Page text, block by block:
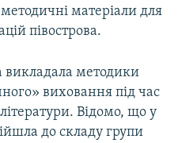
матеріали для
півострова.
викладала методики
виховання під час
Відомо, що у
до складу групи